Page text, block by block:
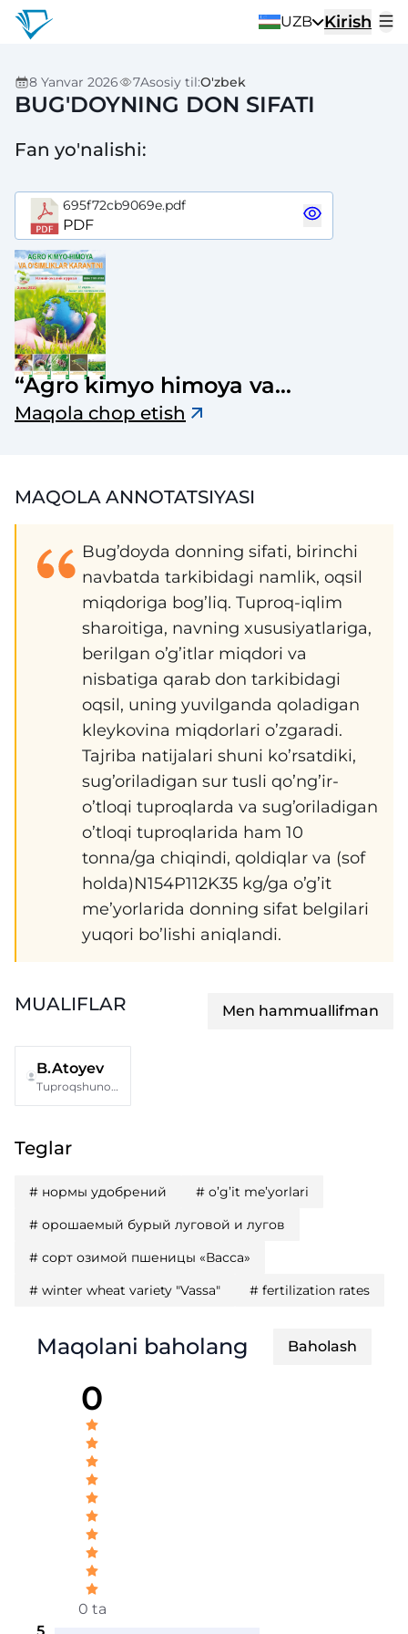
UZB Kirish
8 Yanvar 2026 7Asosiy til:O'zbek
BUG'DOYNING DON SIFATI
Fan yo'nalishi:
695f72cb9069e.pdf
PDF
“Agro kimyo himoya va
o‘simliklar karantini” jurnali
Maqola chop etish
MAQOLA ANNOTATSIYASI
Bug’doyda donning sifati, birinchi
navbatda tarkibidagi namlik, oqsil
miqdoriga bog’liq. Tuproq-iqlim
sharoitiga, navning xususiyatlariga,
berilgan o’g’itlar miqdori va
nisbatiga qarab don tarkibidagi
oqsil, uning yuvilganda qoladigan
kleykovina miqdorlari o’zgaradi.
Tajriba natijalari shuni ko’rsatdiki,
sug’oriladigan sur tusli qo’ng’ir-
o’tloqi tuproqlarda va sug’oriladigan
o’tloqi tuproqlarida ham 10
tonna/ga chiqindi, qoldiqlar va (sof
holda)N154P112K35 kg/ga o’g’it
me’yorlarida donning sifat belgilari
yuqori bo’lishi aniqlandi.
MUALIFLAR Men hammuallifman
B.Atoyev
Tuproqshunoslik va agrokimyoviy tadqiqotlar instituti
Teglar
# нормы удобрений # o’g’it me’yorlari
# орошаемый бурый луговой и лугов
# сорт озимой пшеницы «Васса»
# winter wheat variety "Vassa" # fertilization rates
Maqolani baholang Baholash
0
0 ta